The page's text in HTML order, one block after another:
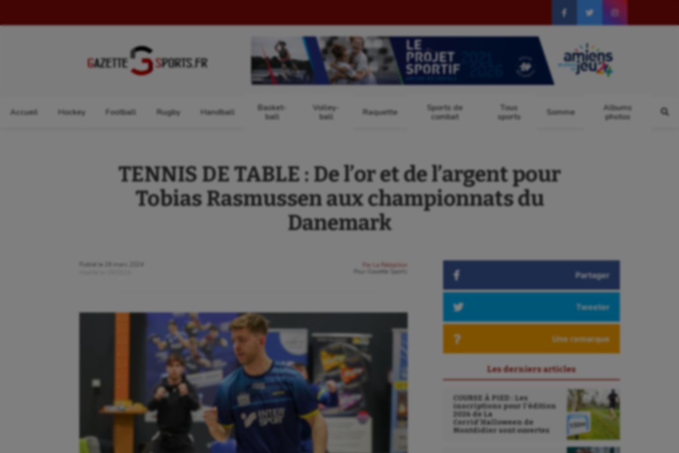
Accueil Hockey Football Rugby Handball
Basket-
ball
Volley-
ball
Raquette
Sports de
combat
Tous
sports
Somme
Albums
photos
TENNIS DE TABLE : De l’or et de l’argent pour
Tobias Rasmussen aux championnats du
Danemark
Publié le
26 mars 2024
Par
La Rédaction
Gazette Sports Partager
Tweeter
Une remarque
Les derniers articles
COURSE À PIED : Les
inscriptions pour l’édition
2026 de La
Corrid’Halloween de
Montdidier sont ouvertes